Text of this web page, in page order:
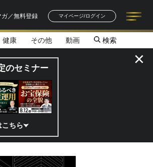
ガ／無料登録
マイページ/ログイン
記事一覧
著者一覧
健康 その他 動画 検索
コがスゴイ！／補助金から実需へ、知られ
のセミナー
こちら
×